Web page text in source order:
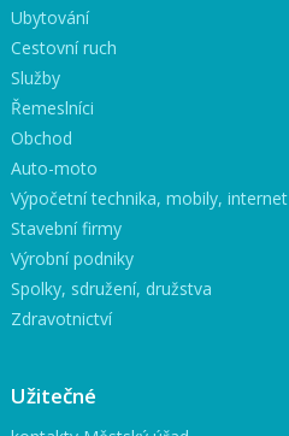
Ubytování
Cestovní ruch
Služby
Řemeslníci
Obchod
Auto-moto
Výpočetní technika, mobily, internet
Stavební firmy
Výrobní podniky
Spolky, sdružení, družstva
Zdravotnictví
Užitečné